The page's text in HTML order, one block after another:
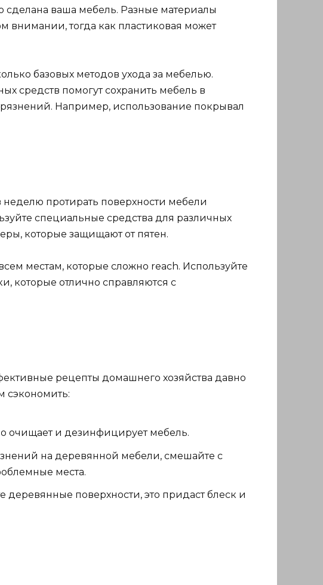
сделана ваша мебель. Разные материалы
внимании, тогда как пластиковая может
базовых методов ухода за мебелью.
средств помогут сохранить мебель в
Например, использование покрывал
протирать поверхности мебели
специальные средства для различных
которые защищают от пятен.
местам, которые сложно reach. Используйте
которые отлично справляются с
рецепты домашнего хозяйства давно
сэкономить:
очищает и дезинфицирует мебель.
на деревянной мебели, смешайте с
места.
деревянные поверхности, это придаст блеск и